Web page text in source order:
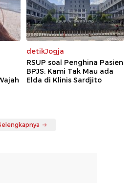
detikJogja
RSUP soal Penghina Pasien
BPJS: Kami Tak Mau ada
Elda di Klinis Sardjito